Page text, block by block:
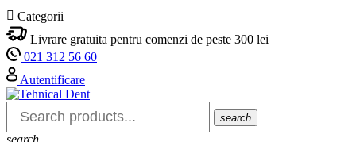
 Categorii
Livrare gratuita pentru comenzi de peste 300 lei
021 312 56 60
Autentificare
search